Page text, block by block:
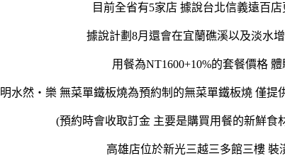
目前全省有5家店 據說台北信義遠百
據說計劃8月還會在宜蘭礁溪以及淡水
用餐為NT1600+10%的套餐價格
明水然・樂 無菜單鐵板燒為預約制的無菜單鐵板燒 僅提
(預約時會收取訂金 主要是購買用餐的新鮮食
高雄店位於新光三越三多館三樓 裝